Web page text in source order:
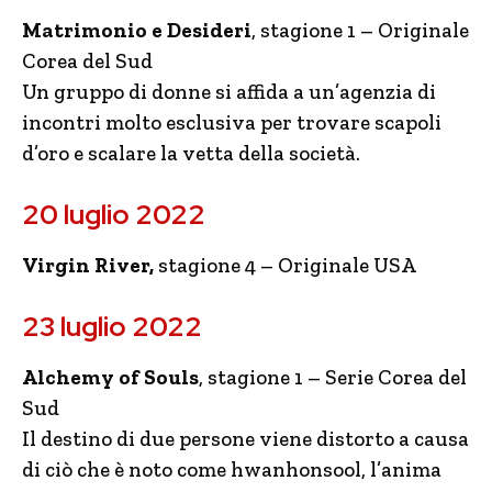
Matrimonio e Desideri, stagione 1 – Originale
Corea del Sud
Un gruppo di donne si affida a un’agenzia di
incontri molto esclusiva per trovare scapoli
d’oro e scalare la vetta della società.
20 luglio 2022
Virgin River, stagione 4 – Originale USA
23 luglio 2022
Alchemy of Souls, stagione 1 – Serie Corea del
Sud
Il destino di due persone viene distorto a causa
di ciò che è noto come hwanhonsool, l’anima